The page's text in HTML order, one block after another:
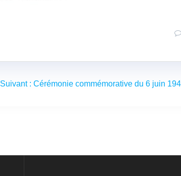
Suivant : Article
Cérémonie commémorative du 6 juin